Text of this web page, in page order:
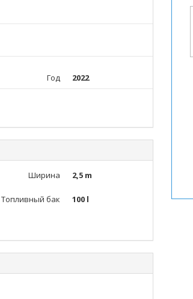
Год 2022
Ширина 2,5 m
Топливный бак
100 l